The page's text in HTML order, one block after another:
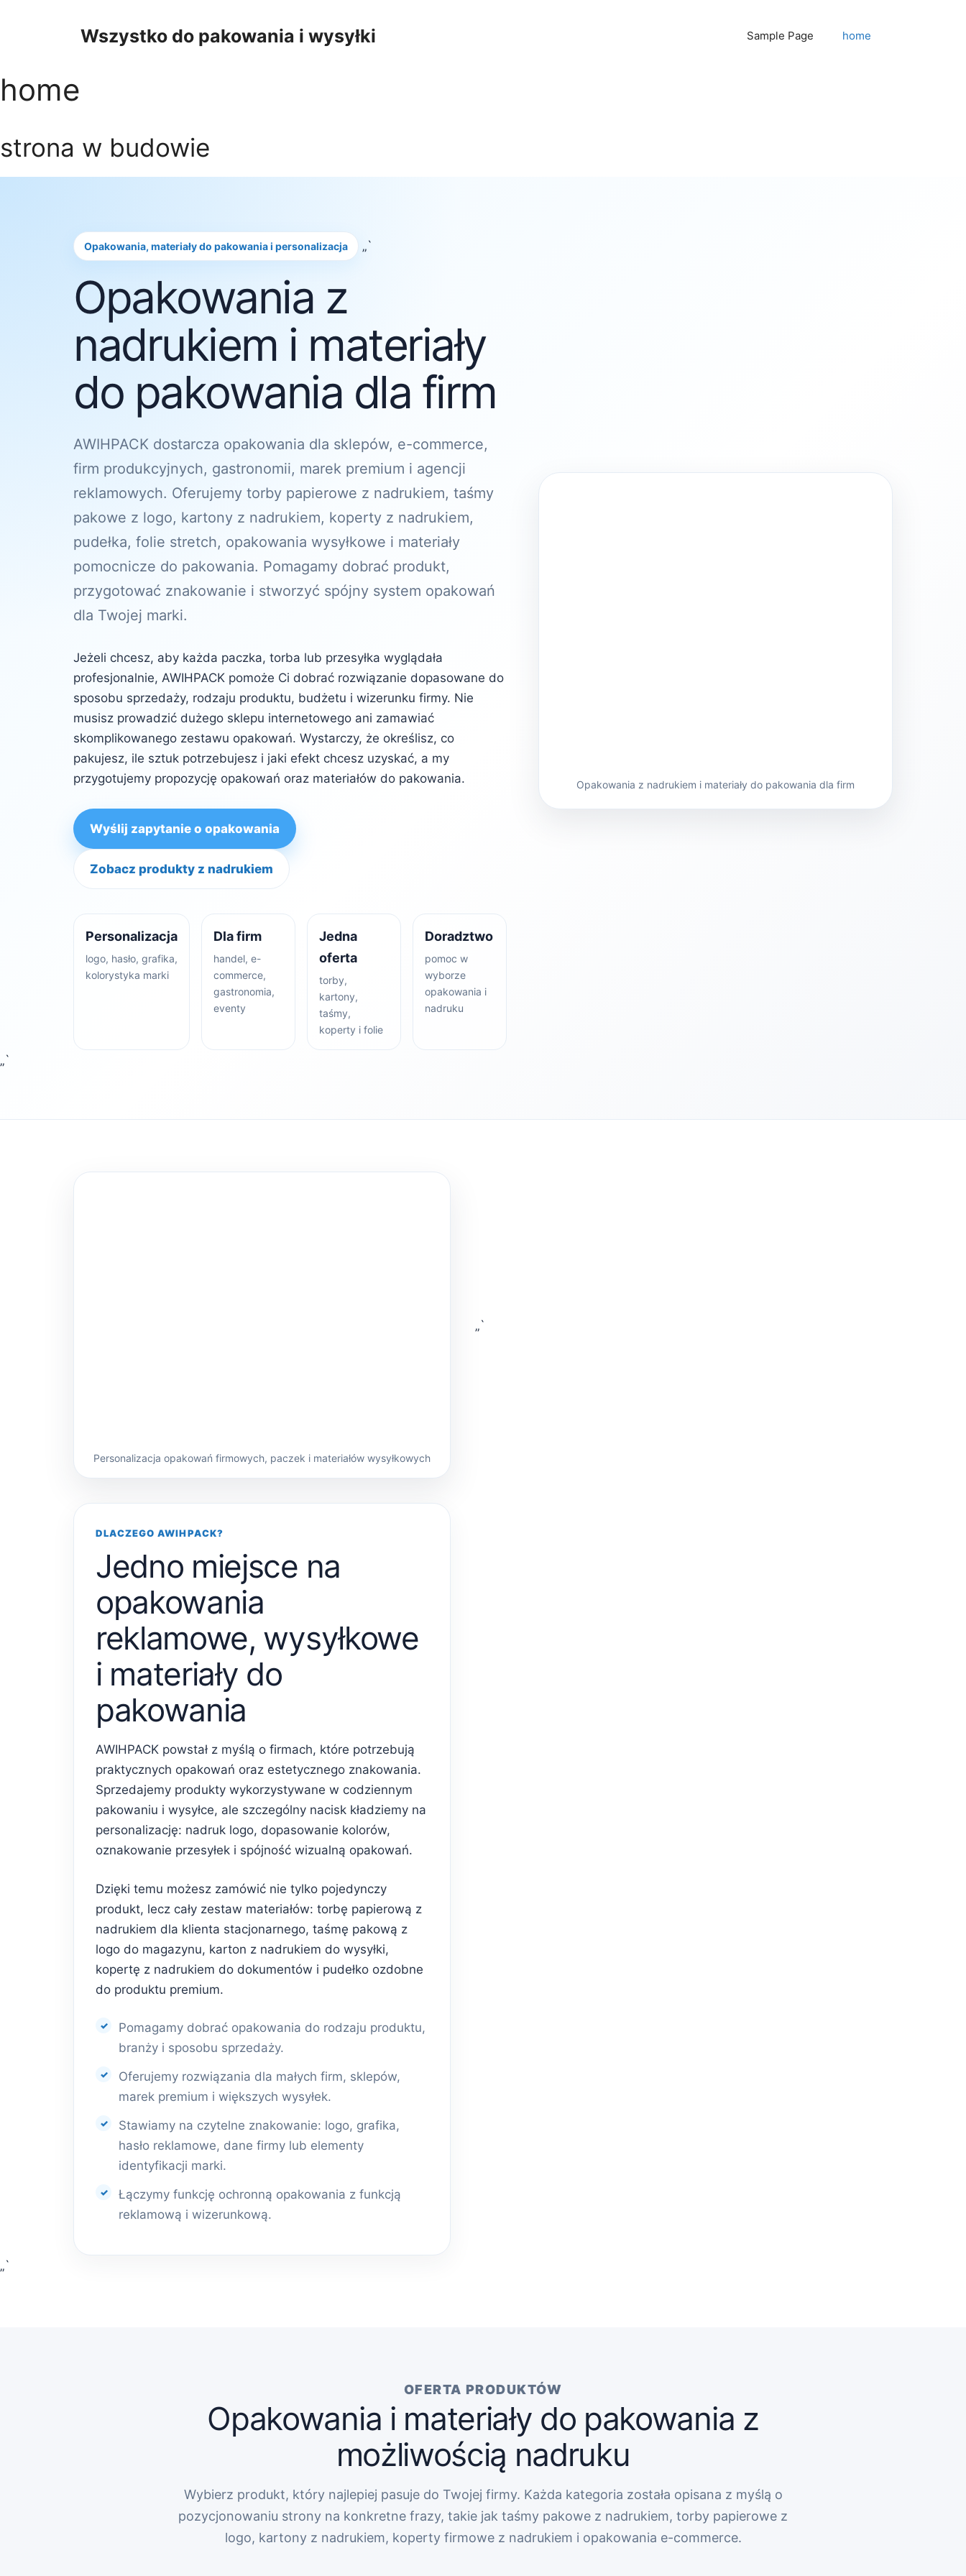
Wszystko do pakowania i wysyłki Sample Page home
home
strona w budowie
Opakowania, materiały do pakowania i personalizacja „`
Opakowania z
nadrukiem i materiały
do pakowania dla firm
AWIHPACK dostarcza opakowania dla sklepów, e-commerce,
firm produkcyjnych, gastronomii, marek premium i agencji
reklamowych. Oferujemy torby papierowe z nadrukiem, taśmy
pakowe z logo, kartony z nadrukiem, koperty z nadrukiem,
pudełka, folie stretch, opakowania wysyłkowe i materiały
pomocnicze do pakowania. Pomagamy dobrać produkt,
przygotować znakowanie i stworzyć spójny system opakowań
dla Twojej marki.
Jeżeli chcesz, aby każda paczka, torba lub przesyłka wyglądała
profesjonalnie, AWIHPACK pomoże Ci dobrać rozwiązanie dopasowane do
sposobu sprzedaży, rodzaju produktu, budżetu i wizerunku firmy. Nie
musisz prowadzić dużego sklepu internetowego ani zamawiać
skomplikowanego zestawu opakowań. Wystarczy, że określisz, co
pakujesz, ile sztuk potrzebujesz i jaki efekt chcesz uzyskać, a my
przygotujemy propozycję opakowań oraz materiałów do pakowania.
Wyślij zapytanie o opakowania
Zobacz produkty z nadrukiem
Personalizacja
logo, hasło, grafika,
kolorystyka marki
Dla firm
handel, e-
commerce,
gastronomia,
eventy
Jedna
oferta
torby,
kartony,
taśmy,
koperty i folie
Doradztwo
pomoc w
wyborze
opakowania i
nadruku
Opakowania z nadrukiem i materiały do pakowania dla firm
„`
Personalizacja opakowań firmowych, paczek i materiałów wysyłkowych
„`
DLACZEGO AWIHPACK?
Jedno miejsce na
opakowania
reklamowe, wysyłkowe
i materiały do
pakowania
AWIHPACK powstał z myślą o firmach, które potrzebują
praktycznych opakowań oraz estetycznego znakowania.
Sprzedajemy produkty wykorzystywane w codziennym
pakowaniu i wysyłce, ale szczególny nacisk kładziemy na
personalizację: nadruk logo, dopasowanie kolorów,
oznakowanie przesyłek i spójność wizualną opakowań.
Dzięki temu możesz zamówić nie tylko pojedynczy
produkt, lecz cały zestaw materiałów: torbę papierową z
nadrukiem dla klienta stacjonarnego, taśmę pakową z
logo do magazynu, karton z nadrukiem do wysyłki,
kopertę z nadrukiem do dokumentów i pudełko ozdobne
do produktu premium.
Pomagamy dobrać opakowania do rodzaju produktu,
branży i sposobu sprzedaży.
Oferujemy rozwiązania dla małych firm, sklepów,
marek premium i większych wysyłek.
Stawiamy na czytelne znakowanie: logo, grafika,
hasło reklamowe, dane firmy lub elementy
identyfikacji marki.
Łączymy funkcję ochronną opakowania z funkcją
reklamową i wizerunkową.
„`
OFERTA PRODUKTÓW
Opakowania i materiały do pakowania z
możliwością nadruku
Wybierz produkt, który najlepiej pasuje do Twojej firmy. Każda kategoria została opisana z myślą o
pozycjonowaniu strony na konkretne frazy, takie jak taśmy pakowe z nadrukiem, torby papierowe z
logo, kartony z nadrukiem, koperty firmowe z nadrukiem i opakowania e-commerce.